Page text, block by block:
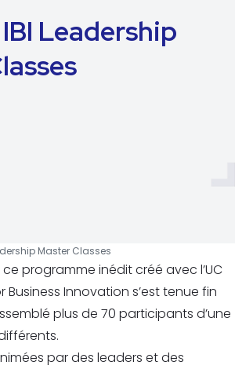
Leadership
Master Classes
programme inédit créé avec l’UC
Business Innovation s’est tenue fin
plus de 70 participants d’une
par des leaders et des